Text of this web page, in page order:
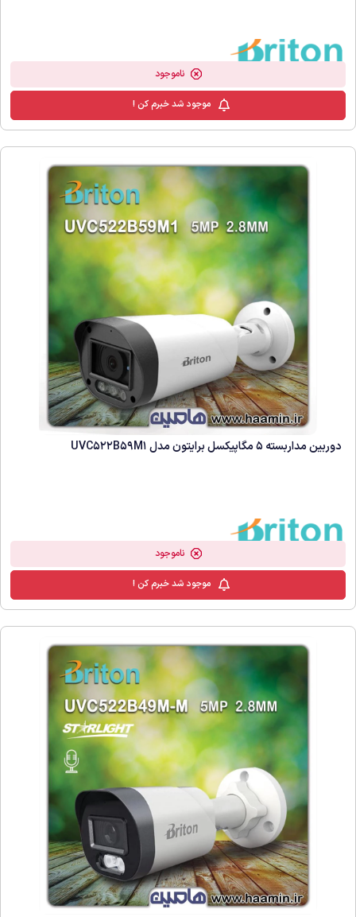
ناموجود
موجود شد خبرم کن !
دوربین مداربسته 5 مگاپیکسل برایتون مدل UVC522B59M1
ناموجود
موجود شد خبرم کن !